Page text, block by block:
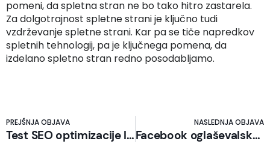
pomeni, da spletna stran ne bo tako hitro zastarela.
Za dolgotrajnost spletne strani je ključno tudi
vzdrževanje spletne strani. Kar pa se tiče napredkov
spletnih tehnologij, pa je ključnega pomena, da
izdelano spletno stran redno posodabljamo.
PREJŠNJA OBJAVA
Test SEO optimizacije letu 2020 7/∞
NASLEDNJA OBJAVA
Facebook oglaševalska akcija 1. del